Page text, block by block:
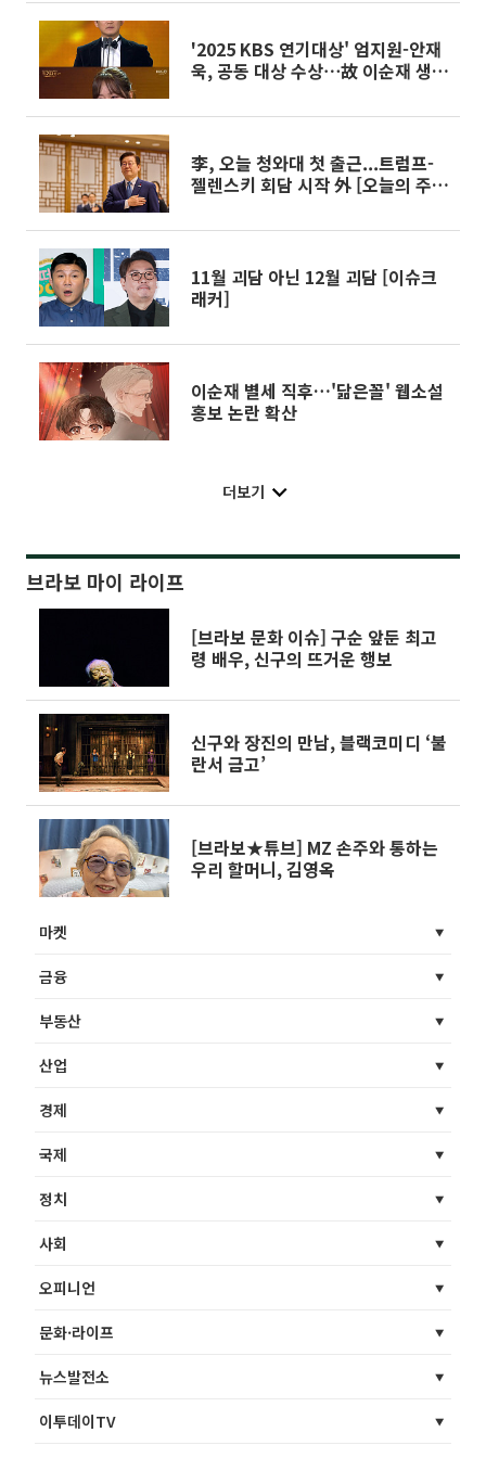
'2025 KBS 연기대상' 엄지원-안재
욱, 공동 대상 수상⋯故 이순재 생각
李, 오늘 청와대 첫 출근...트럼프-
젤렌스키 회담 시작 外 [오늘의 주요
11월 괴담 아닌 12월 괴담 [이슈크
래커]
이순재 별세 직후…'닮은꼴' 웹소설
홍보 논란 확산
더보기
브라보 마이 라이프
[브라보 문화 이슈] 구순 앞둔 최고
령 배우, 신구의 뜨거운 행보
신구와 장진의 만남, 블랙코미디 ‘불
란서 금고’
[브라보★튜브] MZ 손주와 통하는
우리 할머니, 김영옥
마켓
금융
부동산
산업
경제
국제
정치
사회
오피니언
문화·라이프
뉴스발전소
이투데이TV